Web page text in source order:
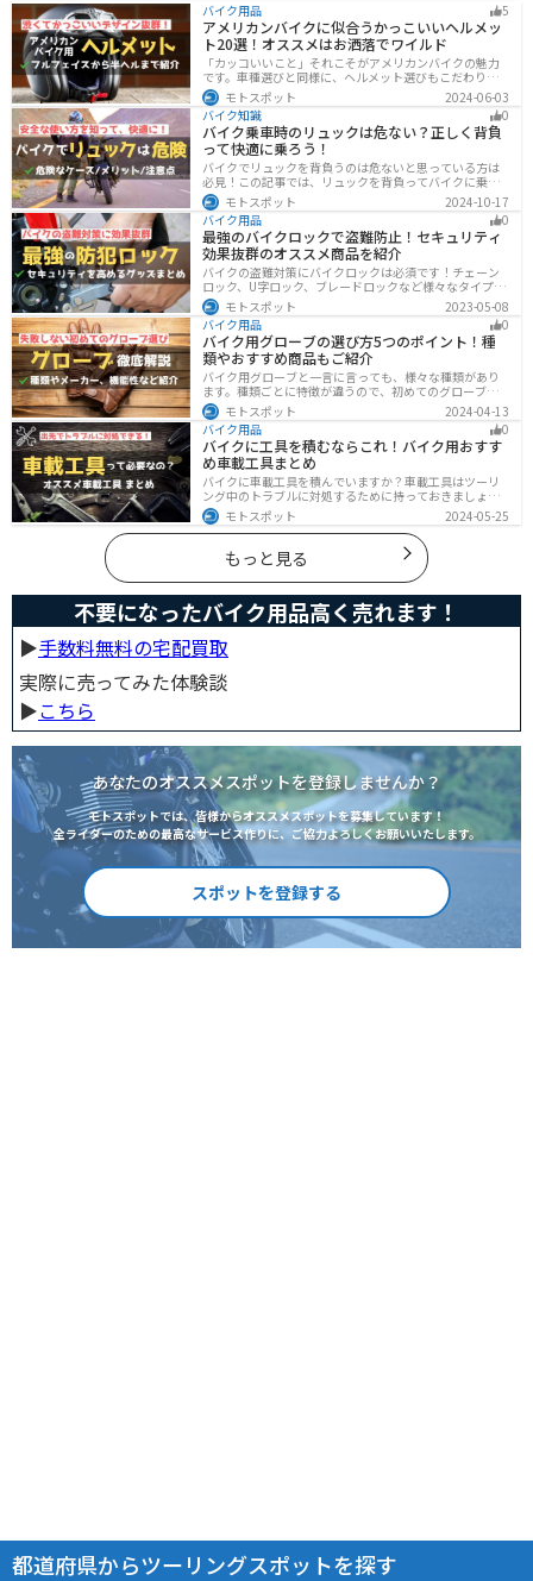
バイク用品 5
アメリカンバイクに似合うかっこいいヘルメッ
ト20選！オススメはお洒落でワイルド
「カッコいいこと」それこそがアメリカンバイクの魅力
です。車種選びと同様に、ヘルメット選びもこだわりた
いところですよね。アメリカンバイクの魅力をもっと引
き立ててくれるオススメのヘルメットを紹介します。
モトスポット
2024-06-03
バイク知識
0
バイク乗車時のリュックは危ない？正しく背負
って快適に乗ろう！
バイクでリュックを背負うのは危ないと思っている方は
必見！この記事では、リュックを背負ってバイクに乗る
リスクと、安全な方法を紹介しています。実は、荷物の
量や配置を工夫することで、安全にリュックを使用する
ことが可能です。この記事を読めば、バイク乗車時にリ
ュックを安全に使う方法がわかります。
モトスポット
2024-10-17
バイク用品
0
最強のバイクロックで盗難防止！セキュリティ
効果抜群のオススメ商品を紹介
バイクの盗難対策にバイクロックは必須です！チェーン
ロック、U字ロック、ブレードロックなど様々なタイプが
あるので自分の用途に合った使いやすいものを選びまし
ょう。この記事ではバイクロックの種類と特徴、それぞ
れ最強の商品を紹介します。
モトスポット
2023-05-08
バイク用品
0
バイク用グローブの選び方5つのポイント！種
類やおすすめ商品もご紹介
バイク用グローブと一言に言っても、様々な種類があり
ます。種類ごとに特徴が違うので、初めてのグローブ選
びで失敗しないように、しっかりと理解して選ぶように
しましょう。この記事では、特徴やメリットデメリッ
ト、有名メーカーなど初心者が知っておくべきことをま
とめました。
モトスポット
2024-04-13
バイク用品
0
バイクに工具を積むならこれ！バイク用おすす
め車載工具まとめ
バイクに車載工具を積んでいますか？車載工具はツーリ
ング中のトラブルに対処するために持っておきましょ
う。車載工具でどんなことができるのか、どんな車載工
具を持っておけばいいのかなど、バイク用車載工具につ
いて紹介します！
モトスポット 2024-05-25
もっと見る
不要になったバイク用品高く売れます！
▶︎手数料無料の宅配買取
実際に売ってみた体験談
▶︎こちら
あなたのオススメスポットを登録しませんか？
モトスポットでは、皆様からオススメスポットを募集しています！
全ライダーのための最高なサービス作りに、ご協力よろしくお願いいたします。
スポットを登録する
都道府県からツーリングスポットを探す